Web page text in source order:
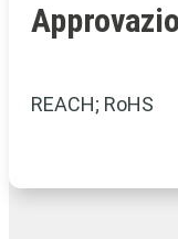
REACH; RoHS